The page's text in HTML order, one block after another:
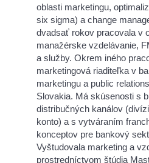
oblasti marketingu,
six sigma) a change
dvadsať rokov pracovala v
manažérske vzdelávanie,
a služby. Okrem iného
marketingová riaditeľka v
marketingu a public
Slovakia. Má skúsenosti s
distribučných kanálov
konto) a s vytváraním
konceptov pre bankový
Vyštudovala marketing a
prostredníctvom štúdia